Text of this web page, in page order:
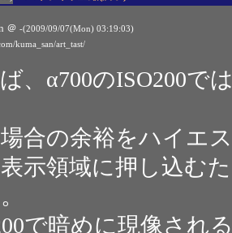
＠ -(2009/09/07(Mon) 03:19:03)
kuma_san/art_tast/
、α700のISO200で
合の余裕をハイエ
示領域に押し込む
で暗めに現像され